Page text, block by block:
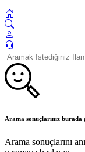
Arama sonuçlarınız
Arama sonuçlarını